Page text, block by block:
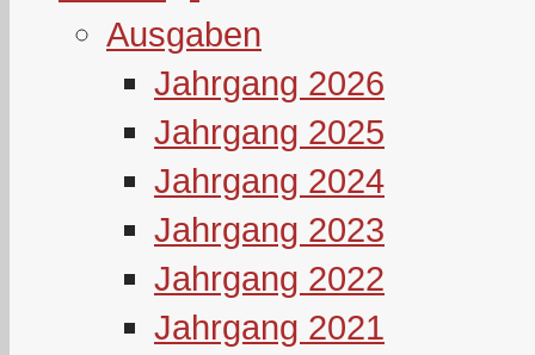
Ausgaben
Jahrgang 2026
Jahrgang 2025
Jahrgang 2024
Jahrgang 2023
Jahrgang 2022
Jahrgang 2021